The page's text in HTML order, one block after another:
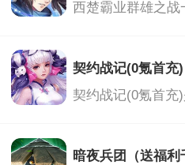
自由且好玩，有着超快的游
比较有人气的棋牌游戏。
797棋牌游戏吃鸡游戏功能
契约战记(0氪首充)
暗夜兵团（送福利